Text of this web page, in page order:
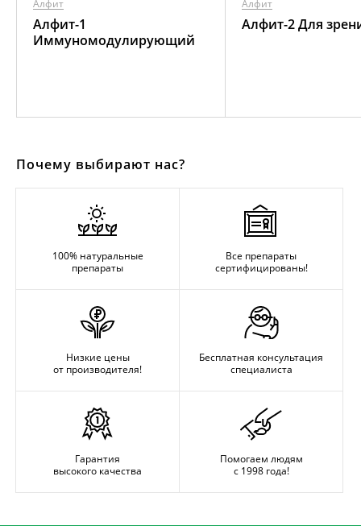
Алфит
Алфит-1
Иммуномодулирующий
Алфит
Алфит-2 Для
Почему выбирают нас?
100% натуральные
препараты
Все препараты
сертифицированы!
Низкие цены
от производителя!
Бесплатная консультация
специалиста
Гарантия
высокого качества
Помогаем людям
с 1998 года!